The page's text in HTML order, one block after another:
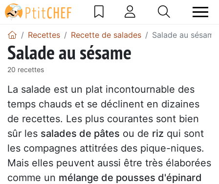
Recettes Recette de salades Salade au sésame
Salade au sésame
20 recettes
La salade est un plat incontournable des
temps chauds et se déclinent en dizaines
de recettes. Les plus courantes sont bien
sûr les salades de pâtes ou de riz qui sont
les compagnes attitrées des pique-niques.
Mais elles peuvent aussi être très élaborées
comme un mélange de pousses d'épinard